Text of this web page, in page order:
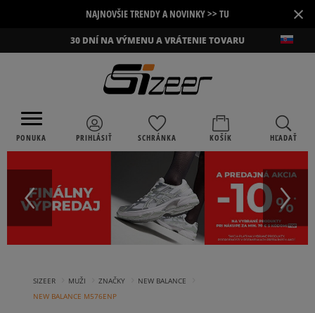
NAJNOVŠIE TRENDY A NOVINKY >> TU ×
30 DNÍ NA VÝMENU A VRÁTENIE TOVARU
PONUKA PRIHLÁSIŤ SCHRÁNKA KOŠÍK HĽADAŤ
SIZEER MUŽI ZNAČKY NEW BALANCE
NEW BALANCE M576ENP